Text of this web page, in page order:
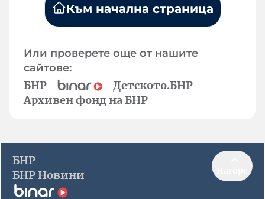
Към начална страница
Или проверете още от нашите
сайтове:
БНР
Детското.БНР
Архивен фонд на БНР
БНР
БНР Новини